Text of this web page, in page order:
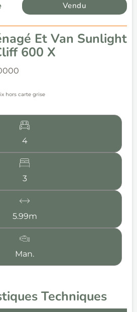
Vendu
Et Van Sunlight
600 X
hors carte grise
4
3
5.99m
Man.
Techniques